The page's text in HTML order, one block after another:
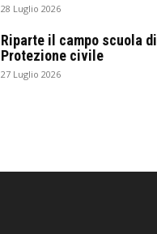
28 Luglio 2026
Riparte il campo scuola di
Protezione civile
27 Luglio 2026